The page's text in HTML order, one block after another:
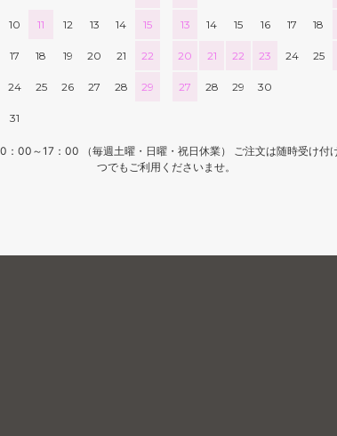
10 11 12 13 14 15
17 18 19 20 21 22
24 25 26 27 28 29
31
13 14 15 16 17 18
20 21 22 23 24 25
27 28 29 30
：00～17：00 （毎週土曜・日曜・祝日休業） ご注文は随時受け付
つでもご利用くださいませ。